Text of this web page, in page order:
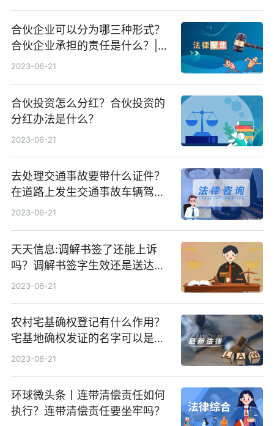
合伙企业可以分为哪三种形式？
合伙企业承担的责任是什么？|环
球最新
2023-06-21
合伙投资怎么分红？合伙投资的
分红办法是什么？
2023-06-21
去处理交通事故要带什么证件？
在道路上发生交通事故车辆驾驶
人是先先报警还是先报保险呢？-
2023-06-21
天天信息:调解书签了还能上诉
吗？调解书签字生效还是送达生
效？
2023-06-21
农村宅基确权登记有什么作用？
宅基地确权发证的名字可以是几
个人？-每日热闻
2023-06-21
环球微头条丨连带清偿责任如何
执行？连带清偿责任要坐牢吗？